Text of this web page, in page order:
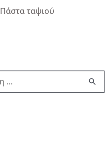
Πάστα ταψιού